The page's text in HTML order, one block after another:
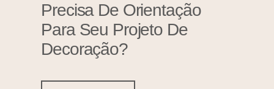
Precisa De Orientação
Para Seu Projeto De
Decoração?